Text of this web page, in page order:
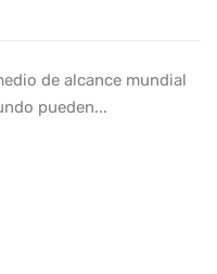
de alcance mundial
pueden...